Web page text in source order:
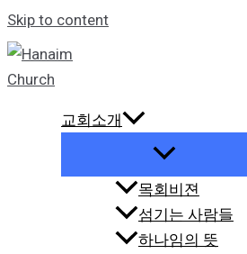
Skip to content
교회소개
목회비젼
섬기는 사람들
하나임의 뜻